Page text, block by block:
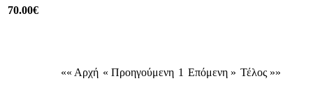
70.00€
«« Αρχή « Προηγούμενη 1 Επόμενη » Τέλος »»